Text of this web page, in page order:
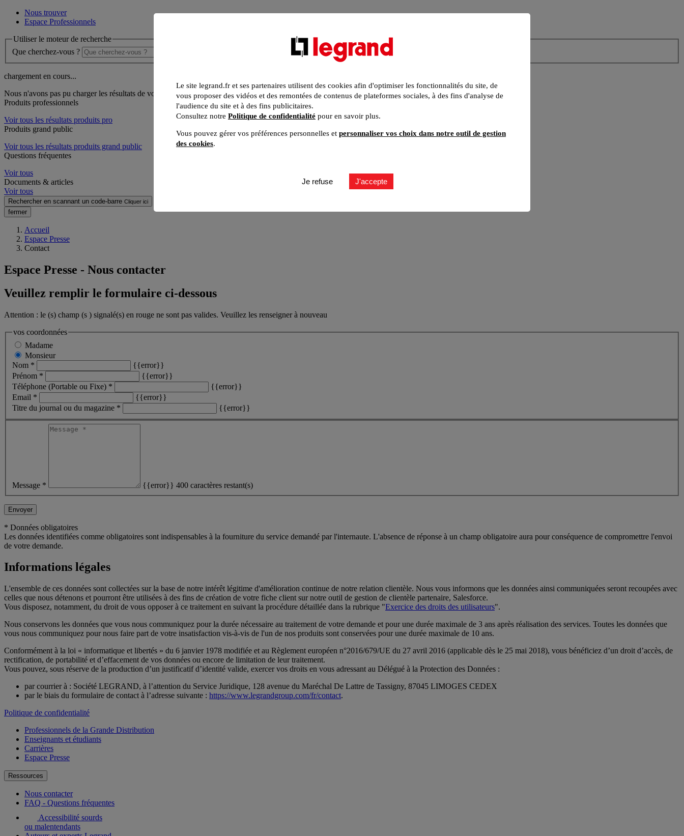
Nous trouver
Espace Professionnels
Utiliser le moteur de recherche
Que cherchez-vous ?
chargement en cours...
Nous n'avons pas pu charger les résultats de votre recherche
Produits professionnels
Voir tous les résultats produits pro
Produits grand public
Voir tous les résultats produits grand public
Questions fréquentes
Voir tous
Documents & articles
Voir tous
Rechercher en scannant un code-barre Cliquer ici
fermer
Accueil
Espace Presse
Contact
Espace Presse - Nous contacter
Veuillez remplir le formulaire ci-dessous
Attention : le (s) champ (s ) signalé(s) en rouge ne sont pas valides. Veuillez les renseigner à nouveau
vos coordonnées
Madame
Monsieur
Nom *
{{error}}
Prénom *
{{error}}
Téléphone (Portable ou Fixe) *
{{error}}
Email *
{{error}}
Titre du journal ou du magazine *
{{error}}
Message * {{error}} 400 caractères restant(s)
Envoyer
* Données obligatoires
Les données identifiées comme obligatoires sont indispensables à la fourniture du service demandé par l'internaute. L'absence de réponse à un champ obligatoire aura pour conséquence de compromettre l'envoi
de votre demande.
Informations légales
L'ensemble de ces données sont collectées sur la base de notre intérêt légitime d'amélioration continue de notre relation clientèle. Nous vous informons que les données ainsi communiquées seront recoupées avec
celles que nous détenons et pourront être utilisées à des fins de création de votre fiche client sur notre outil de gestion de clientèle partenaire, Salesforce.
Vous disposez, notamment, du droit de vous opposer à ce traitement en suivant la procédure détaillée dans la rubrique "Exercice des droits des utilisateurs".
Nous conservons les données que vous nous communiquez pour la durée nécessaire au traitement de votre demande et pour une durée maximale de 3 ans après réalisation des services. Toutes les données que
vous nous communiquez pour nous faire part de votre insatisfaction vis-à-vis de l'un de nos produits sont conservées pour une durée maximale de 10 ans.
Conformément à la loi « informatique et libertés » du 6 janvier 1978 modifiée et au Règlement européen n°2016/679/UE du 27 avril 2016 (applicable dès le 25 mai 2018), vous bénéficiez d’un droit d’accès, de
rectification, de portabilité et d’effacement de vos données ou encore de limitation de leur traitement.
Vous pouvez, sous réserve de la production d’un justificatif d’identité valide, exercer vos droits en vous adressant au Délégué à la Protection des Données :
par courrier à : Société LEGRAND, à l’attention du Service Juridique, 128 avenue du Maréchal De Lattre de Tassigny, 87045 LIMOGES CEDEX
par le biais du formulaire de contact à l’adresse suivante : https://www.legrandgroup.com/fr/contact.
Politique de confidentialité
Professionnels de la Grande Distribution
Enseignants et étudiants
Carrières
Espace Presse
Ressources
Nous contacter
FAQ - Questions fréquentes
Accessibilité sourds
ou malentendants
Le site legrand.fr et ses partenaires utilisent des cookies afin d'optimiser les fonctionnalités du site, de
vous proposer des vidéos et des remontées de contenus de plateformes sociales, à des fins d'analyse de
l'audience du site et à des fins publicitaires.
Consultez notre Politique de confidentialité pour en savoir plus.
Vous pouvez gérer vos préférences personnelles et personnaliser vos choix dans notre outil de gestion
des cookies.
Je refuse J'accepte